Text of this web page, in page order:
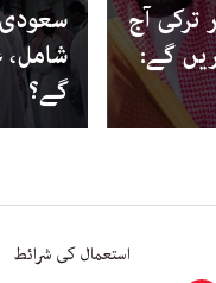
ترکی آج
گے:
سعودی
شامل،
گے؟
استعمال کی شرائط